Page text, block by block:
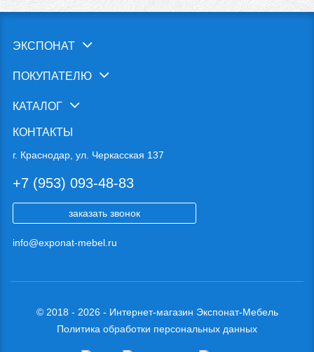
ЭКСПОНАТ
ПОКУПАТЕЛЮ
КАТАЛОГ
КОНТАКТЫ
г. Краснодар, ул. Черкасская 137
+7 (953) 093-48-83
заказать звонок
info@exponat-mebel.ru
© 2018 - 2026 - Интернет-магазин Экспонат-Мебель
Политика обработки персональных данных